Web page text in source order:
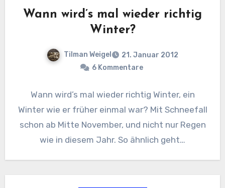
Wann wird’s mal wieder richtig
Winter?
Tilman Weigel
21. Januar 2012
6 Kommentare
Wann wird’s mal wieder richtig Winter, ein
Winter wie er früher einmal war? Mit Schneefall
schon ab Mitte November, und nicht nur Regen
wie in diesem Jahr. So ähnlich geht…